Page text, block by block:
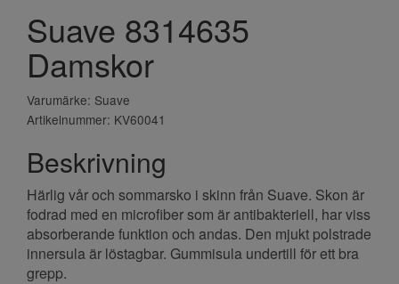
Suave 8314635
Damskor
Varumärke: Suave
Artikelnummer: KV60041
Beskrivning
Härlig vår och sommarsko i skinn från Suave. Skon är
fodrad med en microfiber som är antibakteriell, har viss
absorberande funktion och andas. Den mjukt polstrade
innersula är löstagbar. Gummisula undertill för ett bra
grepp.